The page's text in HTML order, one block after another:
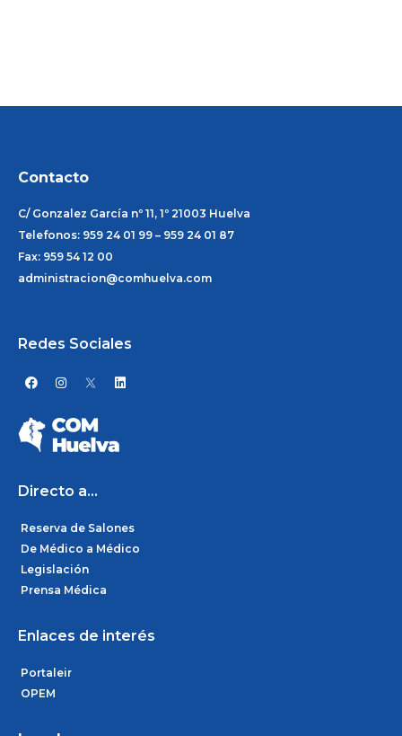
Contacto
C/ Gonzalez García nº 11, 1º 21003 Huelva
Telefonos: 959 24 01 99 – 959 24 01 87
Fax: 959 54 12 00
administracion@comhuelva.com
Redes Sociales
F
a
e
b
o
o
I
n
a
g
r
L
i
i
Directo a...
Reserva de Salones
De Médico a Médico
Legislación
Prensa Médica
Enlaces de interés
Portaleir
OPEM